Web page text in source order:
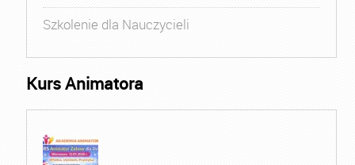
Szkolenie dla Nauczycieli
Kurs Animatora